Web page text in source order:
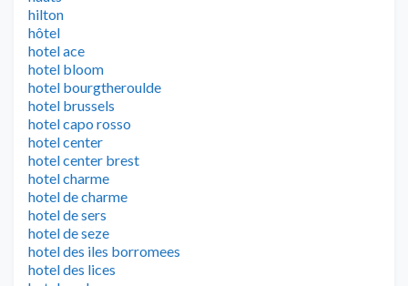
hilton
hôtel
hotel ace
hotel bloom
hotel bourgtheroulde
hotel brussels
hotel capo rosso
hotel center
hotel center brest
hotel charme
hotel de charme
hotel de sers
hotel de seze
hotel des iles borromees
hotel des lices